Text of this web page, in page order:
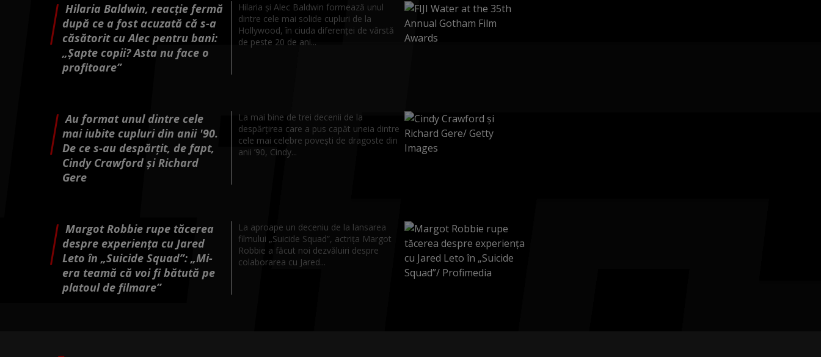
Hilaria Baldwin, reacție fermă
după ce a fost acuzată că s-a
căsătorit cu Alec pentru bani:
„Șapte copii? Asta nu face o
profitoare”
Hilaria și Alec Baldwin formează unul
dintre cele mai solide cupluri de la
Hollywood, în ciuda diferenței de vârstă
de peste 20 de ani...
Au format unul dintre cele
mai iubite cupluri din anii '90.
De ce s-au despărțit, de fapt,
Cindy Crawford și Richard
Gere
La mai bine de trei decenii de la
despărțirea care a pus capăt uneia dintre
cele mai celebre povești de dragoste din
anii ’90, Cindy...
Margot Robbie rupe tăcerea
despre experiența cu Jared
Leto în „Suicide Squad”: „Mi-
era teamă că voi fi bătută pe
platoul de filmare”
La aproape un deceniu de la lansarea
filmului „Suicide Squad”, actrița Margot
Robbie a făcut noi dezvăluiri despre
colaborarea cu Jared...